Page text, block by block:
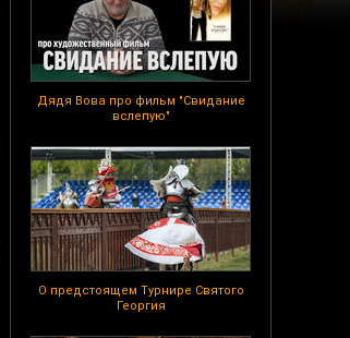
Дядя Вова про фильм "Свидание
вслепую"
О предстоящем Турнире Святого
Георгия